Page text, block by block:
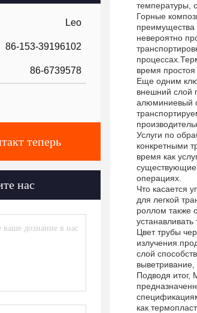
Leo
86-153-39196102
86-6739578
теперь
нас
температуры,
Горные
преимущества
невероятно
время простоя
Еще одним
внешний слой
алюминиевый
Услуги по
конкретными
время как
существующие
операциях.
Что касается
для легкой
роллом также
Цвет трубы
слой
выветривание,
Подводя итог,
как